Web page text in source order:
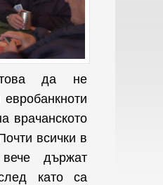
това да не
врачанското
всички в
вече държат
като са